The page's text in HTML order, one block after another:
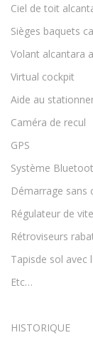
Ciel de toit
Sièges baquets
Volant alcantara
Virtual cockpit
Aide au
Caméra de recul
GPS
Système
Démarrage sans
Régulateur de
Rétroviseurs
Tapisde sol avec
Etc…
HISTORIQUE